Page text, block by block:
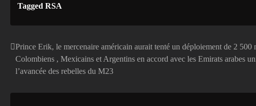
Tagged RSA
Navigation
de
Prince Erik, le mercenaire américain aurait tenté un déploiement de 2 500
Colombiens , Mexicains et Argentins en accord avec les Emirats arabes
l’avancée des rebelles du M23